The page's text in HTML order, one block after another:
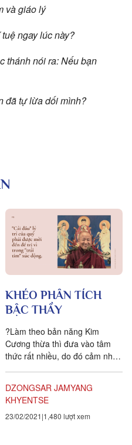
và giáo lý
ngay lúc này?
thánh nói ra: Nếu bạn
đã tự lừa dối mình?
KHÉO PHÂN TÍCH
BẬC THẦY
?Làm theo bản năng Kim
Cương thừa thì đưa vào tâm
thức rất nhiều, do đó cảm nhận
DZONGSAR JAMYANG
KHYENTSE
23/02/2021 1,480 lượt xem